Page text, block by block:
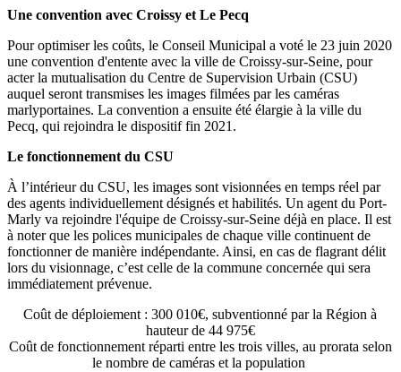
Une convention avec Croissy et Le Pecq
Pour optimiser les coûts, le Conseil Municipal a voté le 23 juin 2020
une convention d'entente avec la ville de Croissy-sur-Seine, pour
acter la mutualisation du Centre de Supervision Urbain (CSU)
auquel seront transmises les images filmées par les caméras
marlyportaines. La convention a ensuite été élargie à la ville du
Pecq, qui rejoindra le dispositif fin 2021.
Le fonctionnement du CSU
À l’intérieur du CSU, les images sont visionnées en temps réel par
des agents individuellement désignés et habilités. Un agent du Port-
Marly va rejoindre l'équipe de Croissy-sur-Seine déjà en place. Il est
à noter que les polices municipales de chaque ville continuent de
fonctionner de manière indépendante. Ainsi, en cas de flagrant délit
lors du visionnage, c’est celle de la commune concernée qui sera
immédiatement prévenue.
Coût de déploiement : 300 010€, subventionné par la Région à
hauteur de 44 975€
Coût de fonctionnement réparti entre les trois villes, au prorata selon
le nombre de caméras et la population